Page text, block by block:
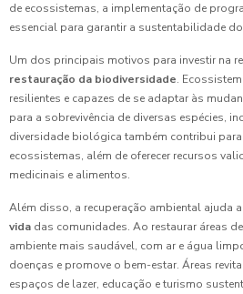
de ecossistemas, a implementação de
essencial para garantir a sustentabilidade
Um dos principais motivos para investir na
restauração da biodiversidade.
resilientes e capazes de se adaptar às
para a sobrevivência de diversas espécies,
diversidade biológica também contribui
ecossistemas, além de oferecer recursos
medicinais e alimentos.
Além disso, a recuperação ambiental ajuda a
vida das comunidades. Ao restaurar áreas
ambiente mais saudável, com ar e água
doenças e promove o bem-estar. Áreas
espaços de lazer, educação e turismo